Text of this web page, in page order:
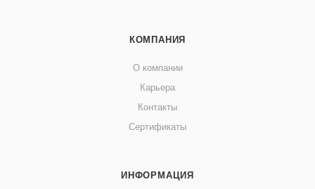
КОМПАНИЯ
О компании
Карьера
Контакты
Сертификаты
ИНФОРМАЦИЯ